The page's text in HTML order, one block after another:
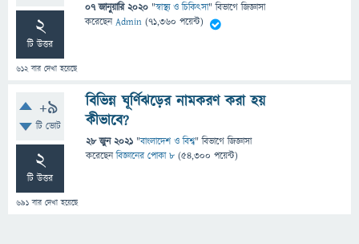
2
টি উত্তর
612বার দেখা হয়েছে
07 জানুয়ারি 2020 "স্বাস্থ্য ও চিকিৎসা" বিভাগে জিজ্ঞাসা
করেছেনAdmin (71,360 পয়েন্ট)
+9
টি ভোট
2
টি উত্তর
691 বার দেখা হয়েছে
বিভিন্ন ঘূর্ণিঝড়ের নামকরণ করা হয়
কীভাবে?
28 জুন 2021 "বাংলাদেশ ও বিশ্ব" বিভাগে জিজ্ঞাসা
করেছেনবিজ্ঞানের পোকা ৮ (54,300 পয়েন্ট)